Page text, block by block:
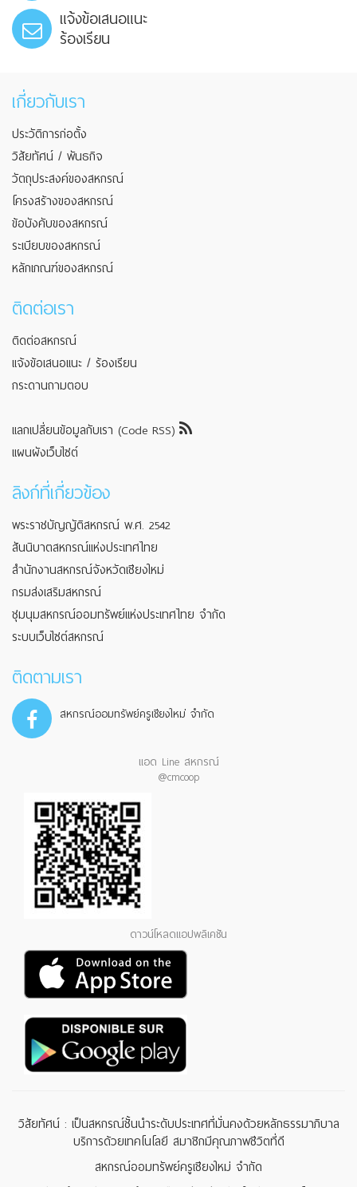
แจ้งข้อเสนอแนะ
ร้องเรียน
เกี่ยวกับเรา
ประวัติการก่อตั้ง
วิสัยทัศน์ / พันธกิจ
วัตถุประสงค์ของสหกรณ์
โครงสร้างของสหกรณ์
ข้อบังคับของสหกรณ์
ระเบียบของสหกรณ์
หลักเกณฑ์ของสหกรณ์
ติดต่อเรา
ติดต่อสหกรณ์
แจ้งข้อเสนอแนะ / ร้องเรียน
กระดานถามตอบ
แลกเปลี่ยนข้อมูลกับเรา (Code RSS)
แผนผังเว็บไซต์
ลิงก์ที่เกี่ยวข้อง
พระราชบัญญัติสหกรณ์ พ.ศ. 2542
สันนิบาตสหกรณ์แห่งประเทศไทย
สำนักงานสหกรณ์จังหวัดเชียงใหม่
กรมส่งเสริมสหกรณ์
ชุมนุมสหกรณ์ออมทรัพย์แห่งประเทศไทย จำกัด
ระบบเว็บไซต์สหกรณ์
ติดตามเรา
สหกรณ์ออมทรัพย์ครูเชียงใหม่ จำกัด
แอด Line สหกรณ์
@cmcoop
ดาวน์โหลดแอปพลิเคชัน
วิสัยทัศน์ : เป็นสหกรณ์ชั้นนำระดับประเทศที่มั่นคงด้วยหลักธรรมาภิบาล
บริการด้วยเทคโนโลยี สมาชิกมีคุณภาพชีวิตที่ดี
สหกรณ์ออมทรัพย์ครูเชียงใหม่ จำกัด